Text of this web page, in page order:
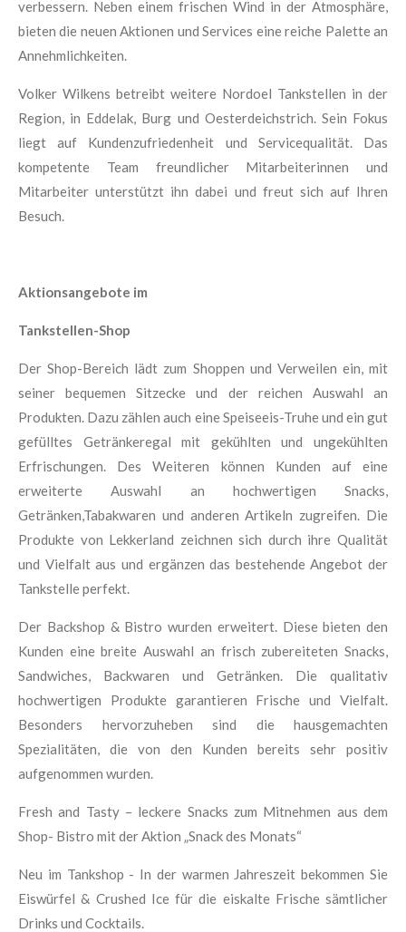
verbessern. Neben einem frischen Wind in der Atmosphäre,
bieten die neuen Aktionen und Services eine reiche Palette an
Annehmlichkeiten.
Volker Wilkens betreibt weitere Nordoel Tankstellen in der
Region, in Eddelak, Burg und Oesterdeichstrich. Sein Fokus
liegt auf Kundenzufriedenheit und Servicequalität. Das
kompetente Team freundlicher Mitarbeiterinnen und
Mitarbeiter unterstützt ihn dabei und freut sich auf Ihren
Besuch.
Aktionsangebote im
Tankstellen-Shop
Der Shop-Bereich lädt zum Shoppen und Verweilen ein, mit
seiner bequemen Sitzecke und der reichen Auswahl an
Produkten. Dazu zählen auch eine Speiseeis-Truhe und ein gut
gefülltes Getränkeregal mit gekühlten und ungekühlten
Erfrischungen. Des Weiteren können Kunden auf eine
erweiterte Auswahl an hochwertigen Snacks,
Getränken,Tabakwaren und anderen Artikeln zugreifen. Die
Produkte von Lekkerland zeichnen sich durch ihre Qualität
und Vielfalt aus und ergänzen das bestehende Angebot der
Tankstelle perfekt.
Der Backshop & Bistro wurden erweitert. Diese bieten den
Kunden eine breite Auswahl an frisch zubereiteten Snacks,
Sandwiches, Backwaren und Getränken. Die qualitativ
hochwertigen Produkte garantieren Frische und Vielfalt.
Besonders hervorzuheben sind die hausgemachten
Spezialitäten, die von den Kunden bereits sehr positiv
aufgenommen wurden.
Fresh and Tasty – leckere Snacks zum Mitnehmen aus dem
Shop- Bistro mit der Aktion „Snack des Monats“
Neu im Tankshop - In der warmen Jahreszeit bekommen Sie
Eiswürfel & Crushed Ice für die eiskalte Frische sämtlicher
Drinks und Cocktails.